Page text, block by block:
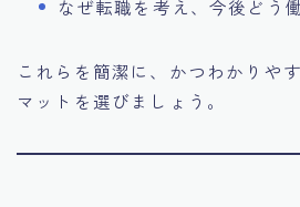
なぜ転職を考え、今後どう
これらを簡潔に、かつわかりや
マットを選びましょう。